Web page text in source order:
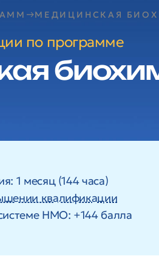
МЕДИЦИНСКАЯ
по программе
1 месяц (144 часа)
квалификации
HMO: +144 балла